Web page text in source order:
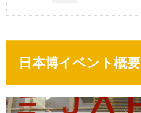
日本博イベント概要